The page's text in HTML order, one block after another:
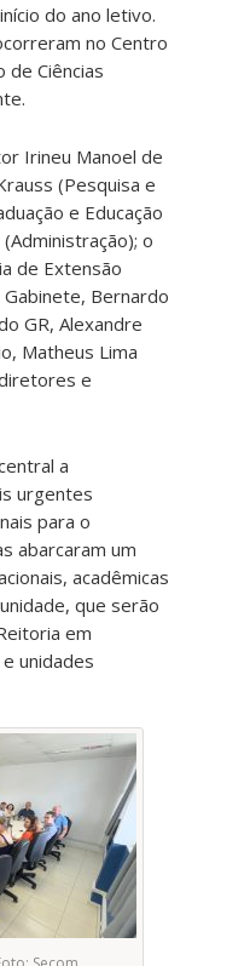
do ano letivo.
no Centro
de Ciências
Irineu Manoel de
(Pesquisa e
e Educação
o
de Extensão
Bernardo
GR, Alexandre
Matheus Lima
e
a
urgentes
para o
abarcaram um
acadêmicas
que serão
em
unidades